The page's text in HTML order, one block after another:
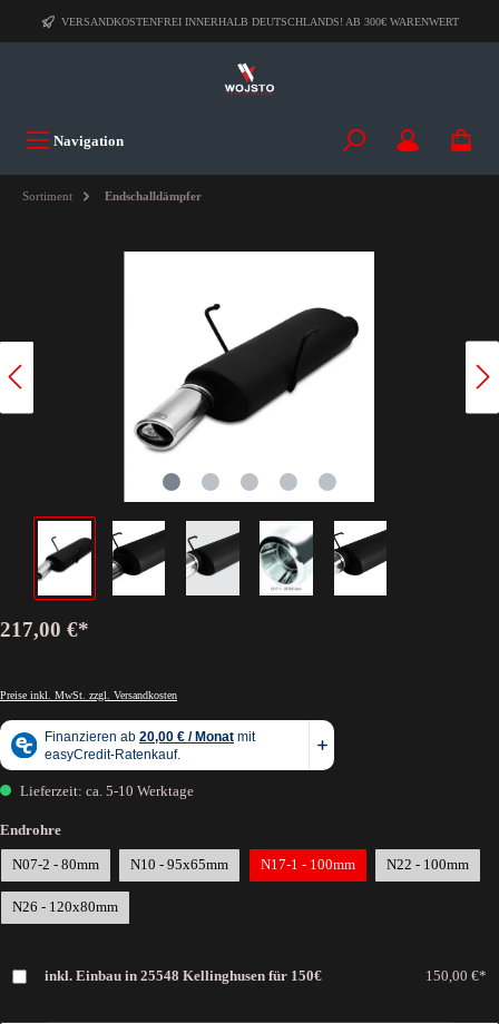
VERSANDKOSTENFREI INNERHALB DEUTSCHLANDS! AB 300€ WARENWERT
Navigation
Sortiment Endschalldämpfer
217,00 €*
Preise inkl. MwSt. zzgl. Versandkosten
Lieferzeit: ca. 5-10 Werktage
Endrohre
N07-2 - 80mm N10 - 95x65mm N17-1 - 100mm N22 - 100mm
N26 - 120x80mm
inkl. Einbau in 25548 Kellinghusen für 150€ 150,00 €*